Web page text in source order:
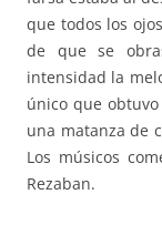
que todos los
de que se
intensidad la
único que
una matanza de
Los músicos
Rezaban.